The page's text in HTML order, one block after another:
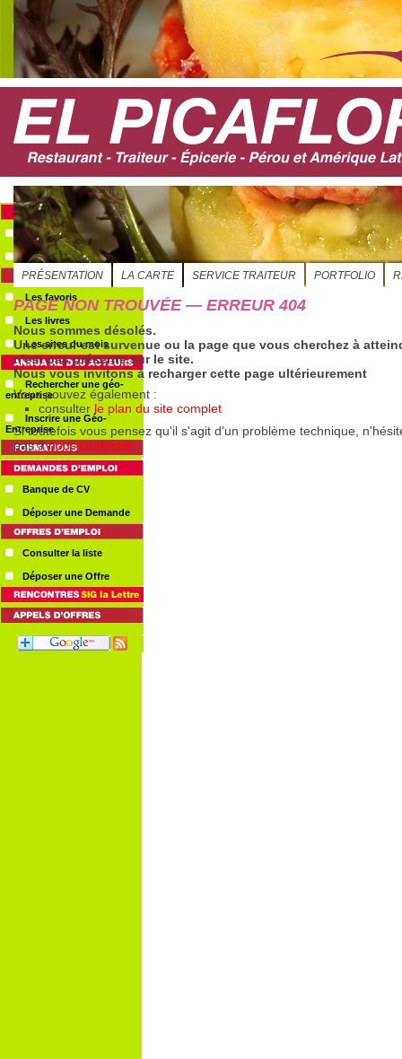
S'ABONNER
Evénements
Le GéoAgenda
Les favoris
Les livres
Les sites du mois
Rechercher une géo-
entreprise
Inscrire une Géo-
Entreprise
Banque de CV
Déposer une Demande
Consulter la liste
Déposer une Offre